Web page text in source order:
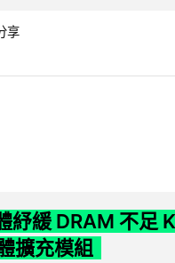
享
紓緩 DRAM 不足
擴充模組